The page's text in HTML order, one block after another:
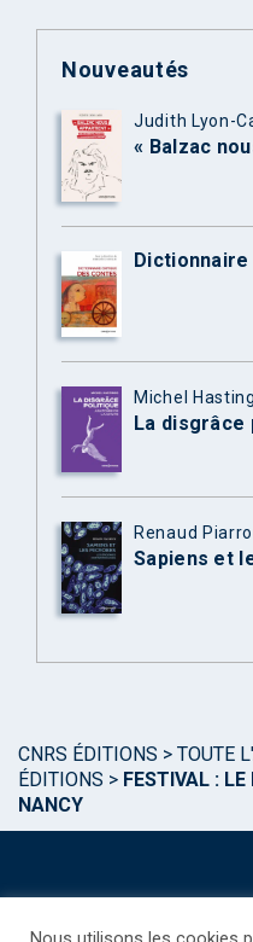
Nouveautés
Judith Lyon-
« Balzac
Michel
La disgrâce
Renaud
Sapiens et
CNRS ÉDITIONS > TOUTE
ÉDITIONS > FESTIVAL :
NANCY